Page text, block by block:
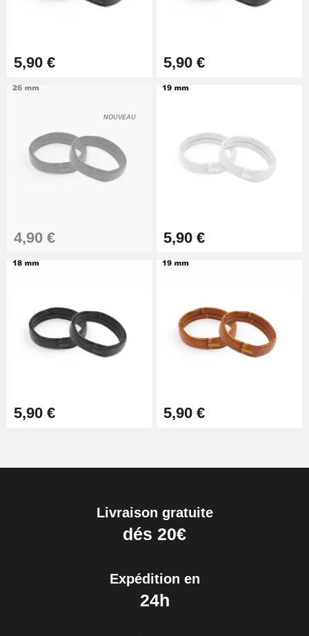
5,90 € 5,90 €
NOUVEAU
4,90 € 5,90 €
5,90 € 5,90 €
Livraison gratuite
dés 20€
Expédition en
24h